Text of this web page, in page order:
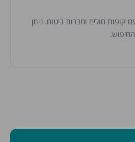
חולים וחברות ביטוח. ניתן